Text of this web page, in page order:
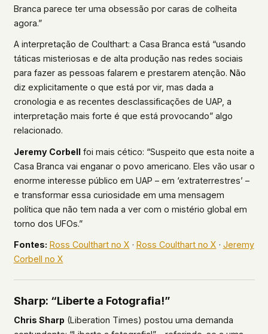
Branca parece ter uma obsessão por caras de colheita
agora.”
A interpretação de Coulthart: a Casa Branca está “usando
táticas misteriosas e de alta produção nas redes sociais
para fazer as pessoas falarem e prestarem atenção. Não
diz explicitamente o que está por vir, mas dada a
cronologia e as recentes desclassificações de UAP, a
interpretação mais forte é que está provocando” algo
relacionado.
Jeremy Corbellfoi mais cético: “Suspeito que esta noite a
Casa Branca vai enganar o povo americano. Eles vão usar o
enorme interesse público em UAP – em ‘extraterrestres’ –
e transformar essa curiosidade em uma mensagem
política que não tem nada a ver com o mistério global em
torno dos UFOs.”
Fontes: Ross Coulthart no X · Ross Coulthart no X · Jeremy
Corbell no X
Sharp: “Liberte a Fotografia!”
Chris Sharp (Liberation Times) postou uma demanda